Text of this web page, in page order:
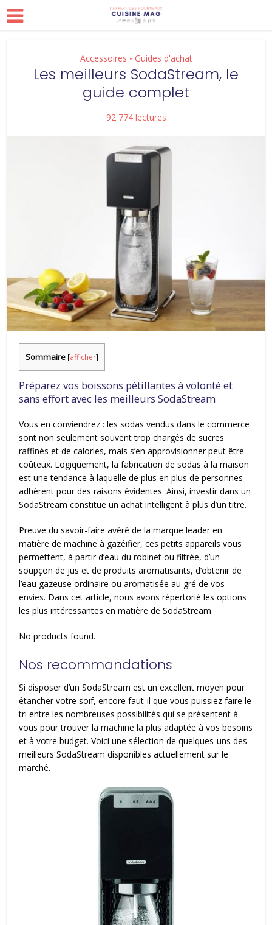
Accessoires • Guides d'achat
Les meilleurs SodaStream, le
guide complet
92 774 lectures
Sommaire [afficher]
Préparez vos boissons pétillantes à volonté et
sans effort avec les meilleurs SodaStream
Vous en conviendrez : les sodas vendus dans le commerce
sont non seulement souvent trop chargés de sucres
raffinés et de calories, mais s’en approvisionner peut être
coûteux. Logiquement, la fabrication de sodas à la maison
est une tendance à laquelle de plus en plus de personnes
adhèrent pour des raisons évidentes. Ainsi, investir dans un
SodaStream constitue un achat intelligent à plus d’un titre.
Preuve du savoir-faire avéré de la marque leader en
matière de machine à gazéifier, ces petits appareils vous
permettent, à partir d’eau du robinet ou filtrée, d’un
soupçon de jus et de produits aromatisants, d’obtenir de
l’eau gazeuse ordinaire ou aromatisée au gré de vos
envies. Dans cet article, nous avons répertorié les options
les plus intéressantes en matière de SodaStream.
No products found.
Nos recommandations
Si disposer d’un SodaStream est un excellent moyen pour
étancher votre soif, encore faut-il que vous puissiez faire le
tri entre les nombreuses possibilités qui se présentent à
vous pour trouver la machine la plus adaptée à vos besoins
et à votre budget. Voici une sélection de quelques-uns des
meilleurs SodaStream disponibles actuellement sur le
marché.